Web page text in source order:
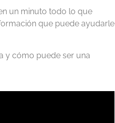
un minuto todo lo que
que puede ayudarle
y cómo puede ser una